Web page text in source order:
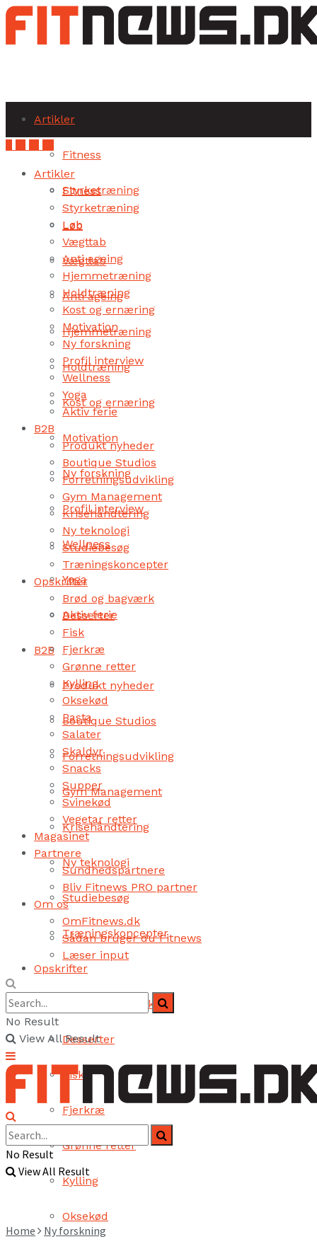
Artikler
Fitness
Styrketræning
Løb
Vægttab
Anti ageing
Hjemmetræning
Holdtræning
Kost og ernæring
Motivation
Ny forskning
Profil interview
Wellness
Yoga
Aktiv ferie
B2B
Produkt nyheder
Boutique Studios
Forretningsudvikling
Gym Management
Krisehåndtering
Ny teknologi
Studiebesøg
Træningskoncepter
Opskrifter
Brød og bagværk
Desserter
Fisk
Fjerkræ
Grønne retter
Kylling
Oksekød
Artikler
Fitness
Styrketræning
Løb
Vægttab
Anti ageing
Hjemmetræning
Holdtræning
Kost og ernæring
Motivation
Ny forskning
Profil interview
Wellness
Yoga
Aktiv ferie
B2B
Produkt nyheder
Boutique Studios
Forretningsudvikling
Gym Management
Krisehåndtering
Ny teknologi
Studiebesøg
Træningskoncepter
Opskrifter
Brød og bagværk
Desserter
Fisk
Fjerkræ
Grønne retter
Kylling
Oksekød
Pasta
Salater
Skaldyr
Snacks
Supper
Svinekød
Vegetar retter
Magasinet
Partnere
Sundhedspartnere
Bliv Fitnews PRO partner
Om os
OmFitnews.dk
Sådan bruger du Fitnews
Læser input
No Result
View All Result
No Result
View All Result
Home Ny forskning